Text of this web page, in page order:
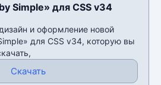
Simple» для CSS v34
и оформление новой
для CSS v34, которую вы
Скачать